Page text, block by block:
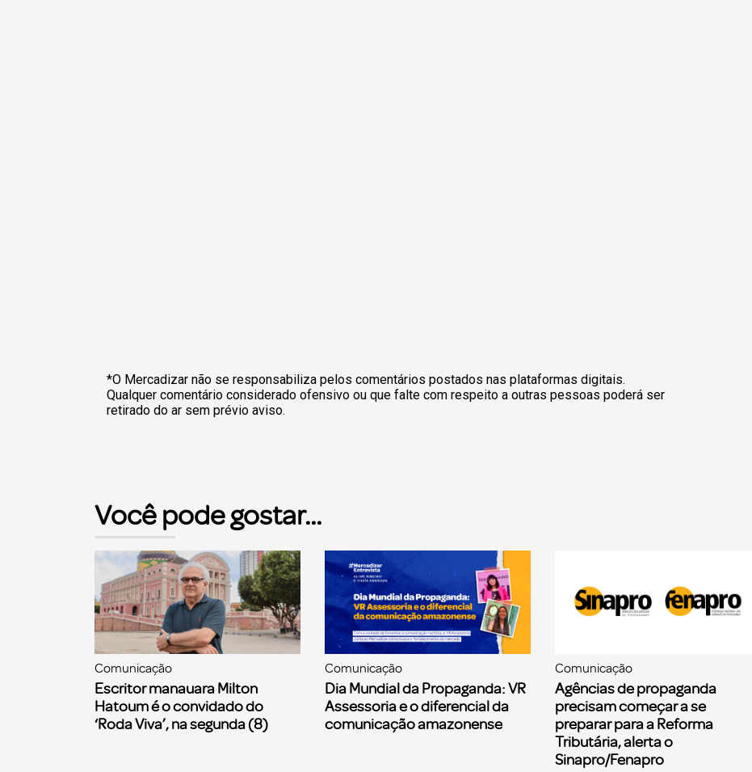
*O Mercadizar não se responsabiliza pelos comentários postados nas plataformas digitais.
Qualquer comentário considerado ofensivo ou que falte com respeito a outras pessoas poderá ser
retirado do ar sem prévio aviso.
Você pode gostar...
Comunicação
Escritor manauara Milton
Hatoum é o convidado do
‘Roda Viva’, na segunda (8)
Comunicação
Dia Mundial da Propaganda: VR
Assessoria e o diferencial da
comunicação amazonense
Comunicação
Agências de propaganda
precisam começar a se
preparar para a Reforma
Tributária, alerta o
Sinapro/Fenapro